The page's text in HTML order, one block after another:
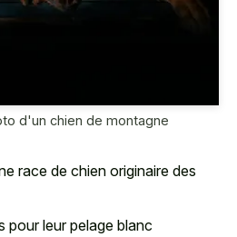
d'un chien de montagne
race de chien originaire des
pour leur pelage blanc